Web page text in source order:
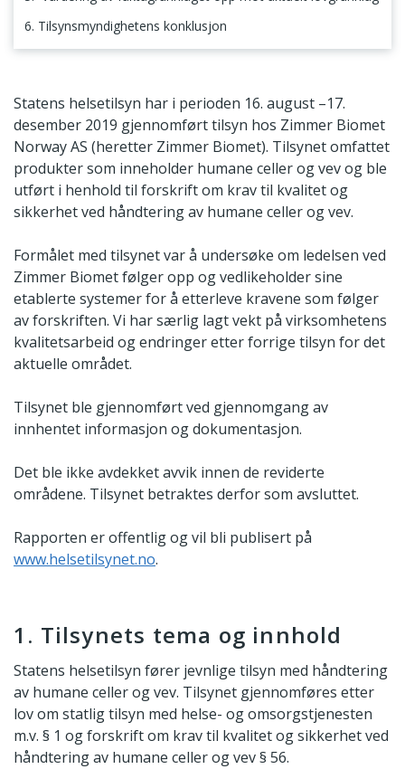
6. Tilsynsmyndighetens konklusjon
Statens helsetilsyn har i perioden 16. august –17.
desember 2019 gjennomført tilsyn hos Zimmer Biomet
Norway AS (heretter Zimmer Biomet). Tilsynet omfattet
produkter som inneholder humane celler og vev og ble
utført i henhold til forskrift om krav til kvalitet og
sikkerhet ved håndtering av humane celler og vev.
Formålet med tilsynet var å undersøke om ledelsen ved
Zimmer Biomet følger opp og vedlikeholder sine
etablerte systemer for å etterleve kravene som følger
av forskriften. Vi har særlig lagt vekt på virksomhetens
kvalitetsarbeid og endringer etter forrige tilsyn for det
aktuelle området.
Tilsynet ble gjennomført ved gjennomgang av
innhentet informasjon og dokumentasjon.
Det ble ikke avdekket avvik innen de reviderte
områdene. Tilsynet betraktes derfor som avsluttet.
Rapporten er offentlig og vil bli publisert på
www.helsetilsynet.no.
1. Tilsynets tema og innhold
Statens helsetilsyn fører jevnlige tilsyn med håndtering
av humane celler og vev. Tilsynet gjennomføres etter
lov om statlig tilsyn med helse- og omsorgstjenesten
m.v. § 1 og forskrift om krav til kvalitet og sikkerhet ved
håndtering av humane celler og vev § 56.